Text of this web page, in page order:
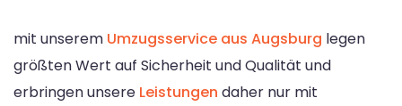
mit unserem Umzugsservice aus Augsburg legen
größten Wert auf Sicherheit und Qualität und
erbringen unsere Leistungen daher nur mit